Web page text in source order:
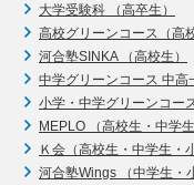
大学受験科 （高卒生）
高校グリーンコース（高
河合塾SINKA （高校生）
中学グリーンコース 中高
小学・中学グリーンコー
MEPLO （高校生・中学生
Ｋ会（高校生・中学生・
河合塾Wings （中学生・